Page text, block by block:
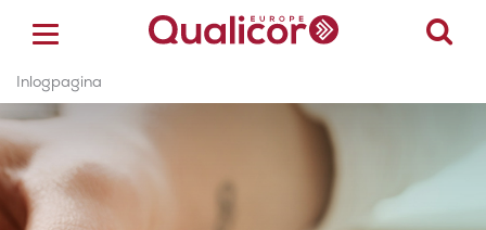
ACCREDITATIE
CERTIFICERING
Inlogpagina